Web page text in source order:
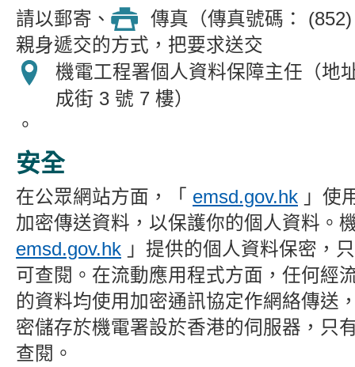
請以郵寄、
傳真（傳真號碼：
親身遞交的方式，把要求送交
機電工程署個人資料保障主任（地
成街 3 號 7 樓）
。
安全
在公眾網站方面，「 emsd.gov.hk 」使
加密傳送資料，以保護你的個人資料 。
emsd.gov.hk 」提供的個人資料保密，
可查閱。在流動應用程式方面，任何經
的資料均使用加密通訊協定作網絡傳送
密儲存於機電署設於香港的伺服器， 只
查閱 。